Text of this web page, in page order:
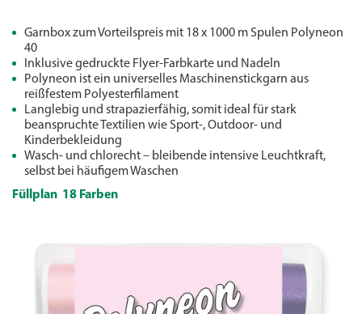
Garnbox zum Vorteilspreis mit 18 x 1000 m Spulen Polyneon
40
Inklusive gedruckte Flyer-Farbkarte und Nadeln
Polyneon ist ein universelles Maschinenstickgarn aus
reißfestem Polyesterfilament
Langlebig und strapazierfähig, somit ideal für stark
beanspruchte Textilien wie Sport-, Outdoor- und
Kinderbekleidung
Wasch- und chlorecht – bleibende intensive Leuchtkraft,
selbst bei häufigem Waschen
Füllplan 18 Farben